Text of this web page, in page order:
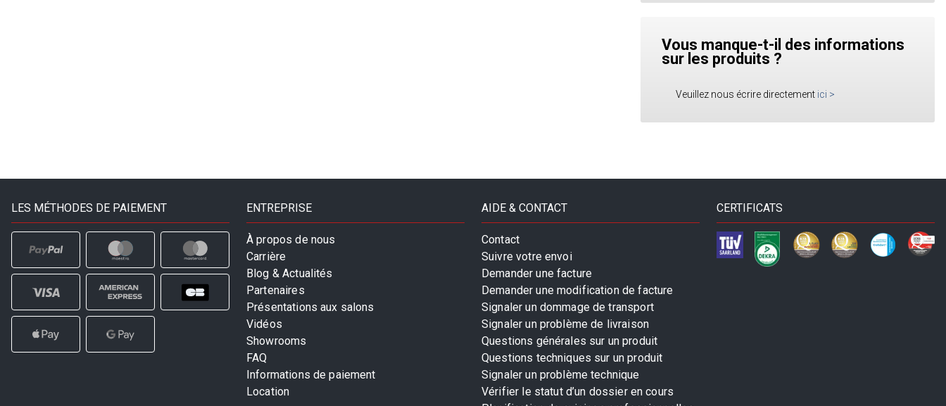
Vous manque-t-il des informations
sur les produits ?
Veuillez nous écrire directement ici >
LES MÉTHODES DE PAIEMENT ENTREPRISE
À propos de nous
Carrière
Blog & Actualités
Partenaires
Présentations aux salons
Vidéos
Showrooms
FAQ
Informations de paiement
Location
AIDE & CONTACT
Contact
Suivre votre envoi
Demander une facture
Demander une modification de facture
Signaler un dommage de transport
Signaler un problème de livraison
Questions générales sur un produit
Questions techniques sur un produit
Signaler un problème technique
Vérifier le statut d’un dossier en cours
CERTIFICATS